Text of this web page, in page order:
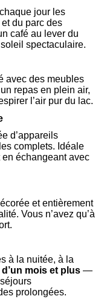
jour les
du parc des
café au lever du
spectaculaire.
avec des meubles
repas en plein air,
l’air pur du lac.
d’appareils
complets. Idéale
échangeant avec
et entièrement
Vous n’avez qu’à
à la nuitée, à la
mois et plus —
prolongées.